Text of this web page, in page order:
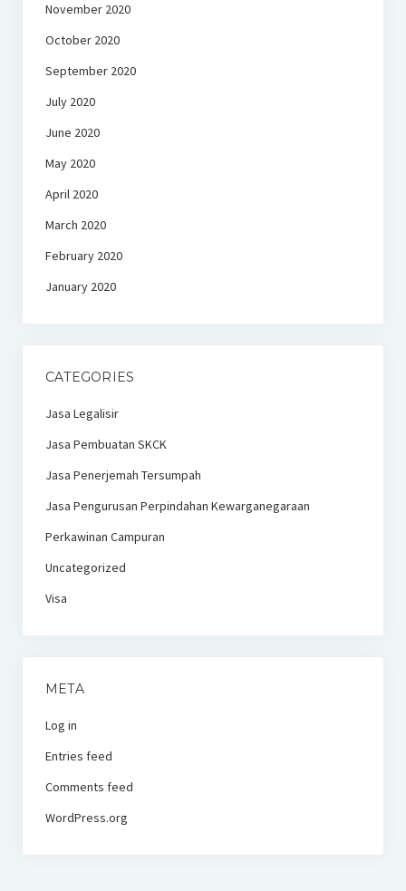
November 2020
October 2020
September 2020
July 2020
June 2020
May 2020
April 2020
March 2020
February 2020
January 2020
CATEGORIES
Jasa Legalisir
Jasa Pembuatan SKCK
Jasa Penerjemah Tersumpah
Jasa Pengurusan Perpindahan Kewarganegaraan
Perkawinan Campuran
Uncategorized
Visa
META
Log in
Entries feed
Comments feed
WordPress.org